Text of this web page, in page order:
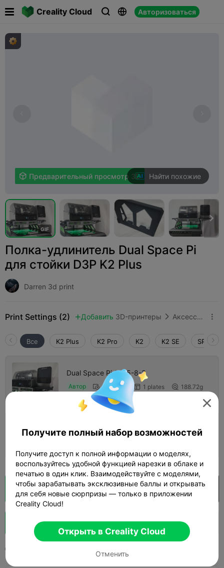
Creality Cloud   Авторизоваться
 Предварительный просмотр 3D Найти похожие
GIF

Полка-удлинитель Dual Space Pi
для стойки D3P K2 Plus
Darren 3d print
Print Settings (2)  Добавить 3D-принтеры  Аксессуары для 3D-принтеров 
Все K2 Plus K2 Pro K2 K2 SE SPARKX
Dual Space Pi 2025-8-3
Автор  05h 09m  1 plates  188.72g
Слой 0,2 мм, 2 стенки, заполнение 15%
Кусочек облака Открыть в Creality Cloud
Boost 179 187  45


Получите полный набор возможностей
Получите доступ к полной информации о моделях,
воспользуйтесь удобной функцией нарезки в облаке и
печатью в один клик. Взаимодействуйте с моделями,
чтобы зарабатывать эксклюзивные баллы и открывать
для себя новые сюрпризы — только в приложении
Creality Cloud!
Открыть в Creality Cloud
Отменить